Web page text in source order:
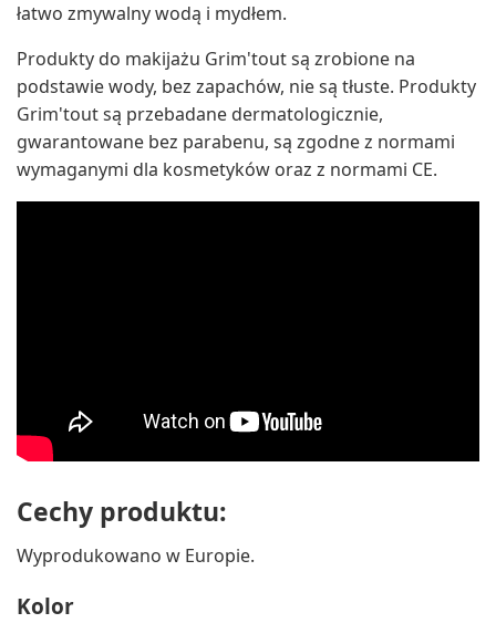
łatwo zmywalny wodą i mydłem.
Produkty do makijażu Grim'tout są zrobione na
podstawie wody, bez zapachów, nie są tłuste. Produkty
Grim'tout są przebadane dermatologicznie,
gwarantowane bez parabenu, są zgodne z normami
wymaganymi dla kosmetyków oraz z normami CE.
Cechy produktu:
Wyprodukowano w Europie.
Kolor